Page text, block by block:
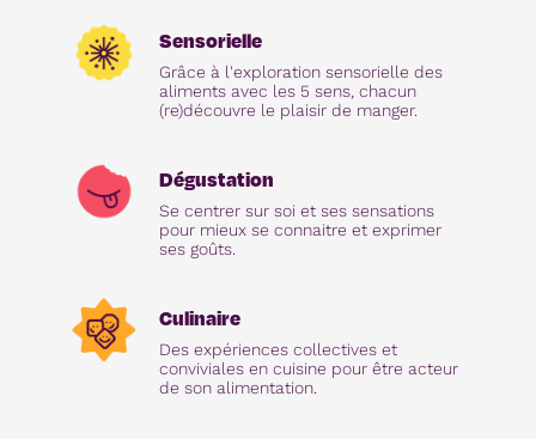
Sensorielle
Grâce à l'exploration sensorielle des
aliments avec les 5 sens, chacun
(re)découvre le plaisir de manger.
Dégustation
Se centrer sur soi et ses sensations
pour mieux se connaitre et exprimer
ses goûts.
Culinaire
Des expériences collectives et
conviviales en cuisine pour être acteur
de son alimentation.